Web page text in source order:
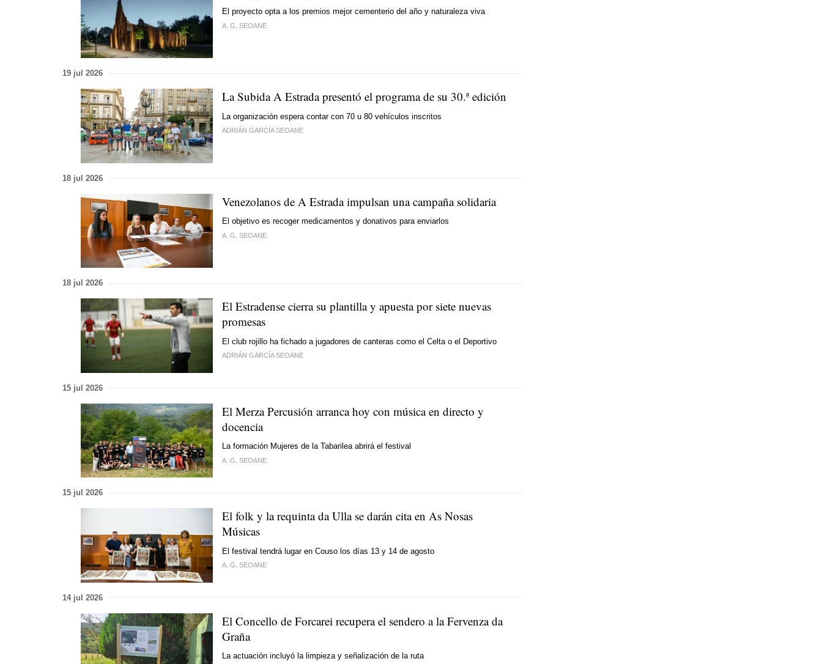
El proyecto opta a los premios mejor cementerio del año y naturaleza viva
A. G. SEOANE
19 jul 2026
La Subida A Estrada presentó el programa de su 30.ª edición
La organización espera contar con 70 u 80 vehículos inscritos
ADRIÁN GARCÍA SEOANE
18 jul 2026
Venezolanos de A Estrada impulsan una campaña solidaria
El objetivo es recoger medicamentos y donativos para enviarlos
A. G. SEOANE
18 jul 2026
El Estradense cierra su plantilla y apuesta por siete nuevas
promesas
El club rojillo ha fichado a jugadores de canteras como el Celta o el Deportivo
ADRIÁN GARCÍA SEOANE
15 jul 2026
El Merza Percusión arranca hoy con música en directo y
docencia
La formación Mujeres de la Tabarilea abrirá el festival
A. G. SEOANE
15 jul 2026
El folk y la requinta da Ulla se darán cita en As Nosas
Músicas
El festival tendrá lugar en Couso los días 13 y 14 de agosto
A. G. SEOANE
14 jul 2026
El Concello de Forcarei recupera el sendero a la Fervenza da
Graña
La actuación incluyó la limpieza y señalización de la ruta